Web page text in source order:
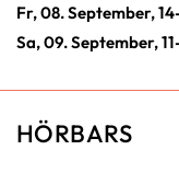
Fr, 08. September,
Sa, 09. September,
HÖRBARS